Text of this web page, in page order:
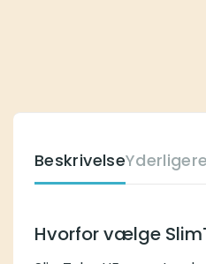
Beskrivelse
Hvorfor vælge